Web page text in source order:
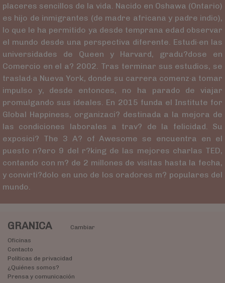
placeres sencillos de la vida. Nacido en Oshawa (Ontario)
es hijo de inmigrantes (de madre africana y padre indio),
lo que le ha permitido ya desde temprana edad observar
el mundo desde una perspectiva diferente. Estudi·en las
universidades de Queen y Harvard, gradu?dose en
Comercio en el a? 2002. Tras terminar sus estudios, se
traslad·a Nueva York, donde su carrera comenz·a tomar
impulso y, desde entonces, no ha parado de viajar
promulgando sus ideales. En 2015 funda el Institute for
Global Happiness, organizaci? destinada a la mejora de
las condiciones laborales a trav? de la felicidad. Su
exposici? The 3 A? of Awesome se encuentra en el
puesto n?ero 9 del r?king de las mejores charlas TED,
contando con m? de 2 millones de visitas hasta la fecha,
y convirti?dolo en uno de los oradores m? populares del
mundo.
GRANICA
Cambiar
Oficinas
Contacto
Políticas de privacidad
¿Quiénes somos?
Prensa y comunicación